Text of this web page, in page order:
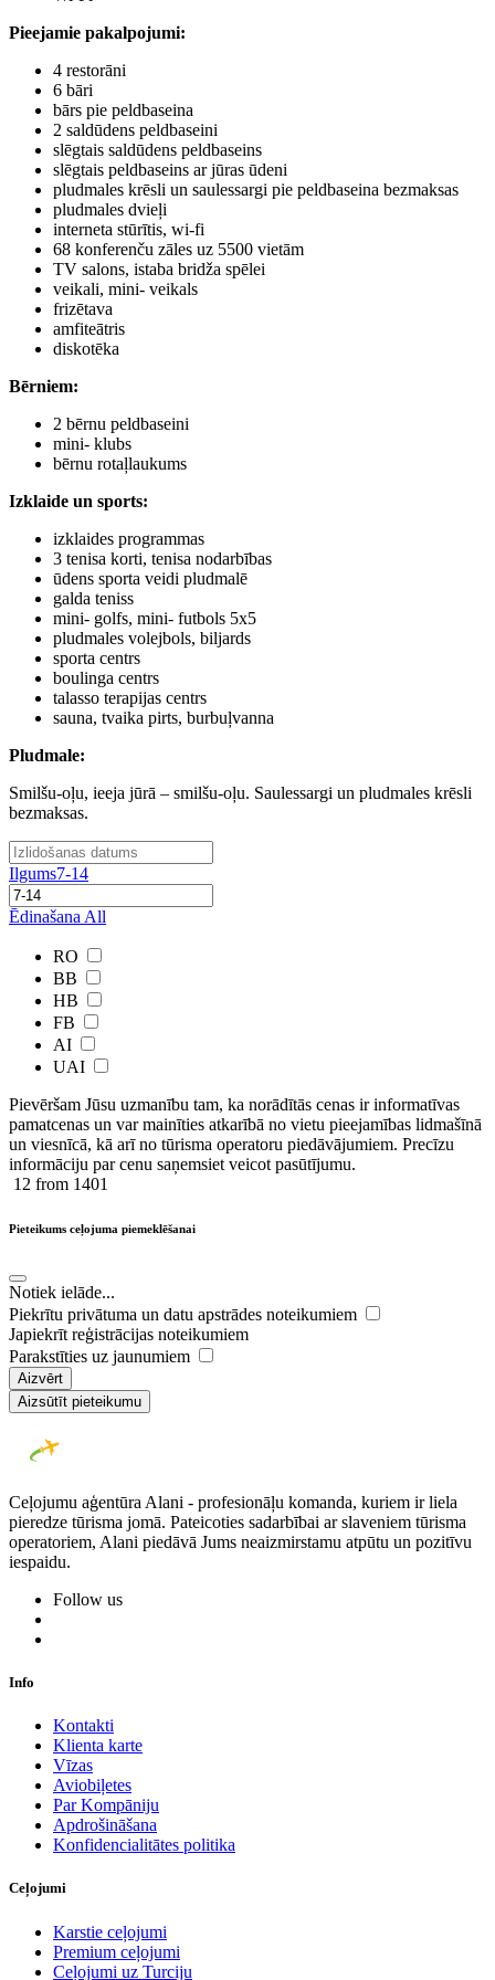
Pieejamie pakalpojumi:
4 restorāni
6 bāri
bārs pie peldbaseina
2 saldūdens peldbaseini
slēgtais saldūdens peldbaseins
slēgtais peldbaseins ar jūras ūdeni
pludmales krēsli un saulessargi pie peldbaseina bezmaksas
pludmales dvieļi
interneta stūrītis, wi-fi
68 konferenču zāles uz 5500 vietām
TV salons, istaba bridža spēlei
veikali, mini- veikals
frizētava
amfiteātris
diskotēka
Bērniem:
2 bērnu peldbaseini
mini- klubs
bērnu rotaļlaukums
Izklaide un sports:
izklaides programmas
3 tenisa korti, tenisa nodarbības
ūdens sporta veidi pludmalē
galda teniss
mini- golfs, mini- futbols 5х5
pludmales volejbols, biljards
sporta centrs
boulinga centrs
talasso terapijas centrs
sauna, tvaika pirts, burbuļvanna
Pludmale:
Smilšu-oļu, ieeja jūrā – smilšu-oļu. Saulessargi un pludmales krēsli
bezmaksas.
Ilgums7-14
Ēdinašana All
RO
BB
HB
FB
AI
UAI
Pievēršam Jūsu uzmanību tam, ka norādītās cenas ir ​informatīvas ​
pamatcenas un var mainīties atkarībā ​no ​vietu pieejamības lidmašīnā
un viesnīcā, kā arī no tūrisma operatoru piedāvājumiem. Precīzu
informāciju par cenu saņemsiet veicot pasūtījumu.
12 from 1401
Pieteikums ceļojuma piemeklēšanai
Notiek ielāde...
Piekrītu privātuma un datu apstrādes noteikumiem
Japiekrīt reģistrācijas noteikumiem
Parakstīties uz jaunumiem
Aizvērt
Aizsūtīt pieteikumu
Ceļojumu aģentūra Alani - profesionāļu komanda, kuriem ir liela
pieredze tūrisma jomā. Pateicoties sadarbībai ar slaveniem tūrisma
operatoriem, Alani piedāvā Jums neaizmirstamu atpūtu un pozitīvu
iespaidu.
Follow us
Info
Kontakti
Klienta karte
Vīzas
Aviobiļetes
Par Kompāniju
Apdrošināšana
Konfidencialitātes politika
Ceļojumi
Karstie ceļojumi
Premium ceļojumi
Ceļojumi uz Turciju